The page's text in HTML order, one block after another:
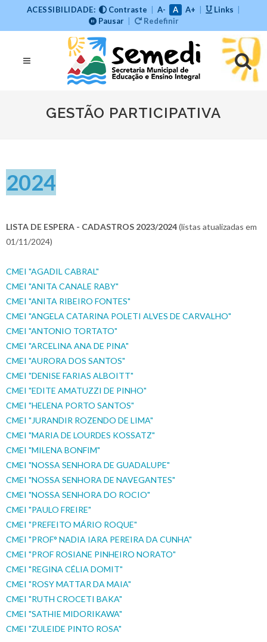
ACESSIBILIDADE: Contraste A- A A+ Links
Pausar
Redefinir
GESTÃO PARTICIPATIVA
2024
LISTA DE ESPERA - CADASTROS 2023/2024(listas atualizadas em
01/11/2024)
CMEI "AGADIL CABRAL"
CMEI "ANITA CANALE RABY"
CMEI "ANITA RIBEIRO FONTES"
CMEI "ANGELA CATARINA POLETI ALVES DE CARVALHO"
CMEI "ANTONIO TORTATO"
CMEI "ARCELINA ANA DE PINA"
CMEI "AURORA DOS SANTOS"
CMEI "DENISE FARIAS ALBOITT"
CMEI "EDITE AMATUZZI DE PINHO"
CMEI "HELENA PORTO SANTOS"
CMEI "JURANDIR ROZENDO DE LIMA"
CMEI "MARIA DE LOURDES KOSSATZ"
CMEI "MILENA BONFIM"
CMEI "NOSSA SENHORA DE GUADALUPE"
CMEI "NOSSA SENHORA DE NAVEGANTES"
CMEI "NOSSA SENHORA DO ROCIO"
CMEI "PAULO FREIRE"
CMEI "PREFEITO MÁRIO ROQUE"
CMEI "PROF° NADIA IARA PEREIRA DA CUNHA"
CMEI "PROF ROSIANE PINHEIRO NORATO"
CMEI "REGINA CÉLIA DOMIT"
CMEI "ROSY MATTAR DA MAIA"
CMEI "RUTH CROCETI BAKA"
CMEI "SATHIE MIDORIKAWA"
CMEI "ZULEIDE PINTO ROSA"